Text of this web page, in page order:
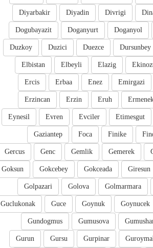
Divrigi
Diyadin
Diyarbakir
Doganyol
Doganyurt
Dogubayazit
Dursunbey
Duezce
Duzici
Duzkoy
Elazig
Elbeyli
Elbistan
Emirgazi
Enez
Erbaa
Ercis
Eruh
Erzin
Erzincan
Etimesgut
Evciler
Evren
Eynesil
Finike
Foca
Gaziantep
Gemerek
Gemlik
Genc
Gercus
Giresun
Gokceada
Gokcebey
Goksun
Golmarmara
Golova
Golpazari
Goynucek
Goynuk
Guce
Guclukonak
Gumusova
Gundogmus
Gurpinar
Gursu
Gurun